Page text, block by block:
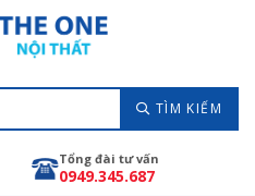
TÌM KIẾM
Tổng đài tư vấn
0949.345.687